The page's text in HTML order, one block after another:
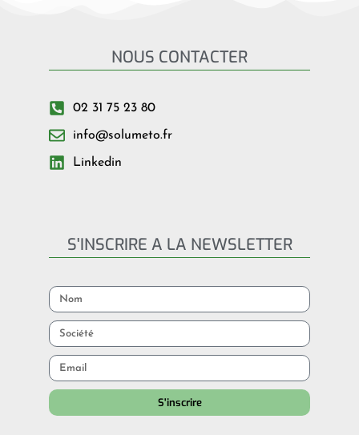
NOUS CONTACTER
02 31 75 23 80
info@solumeto.fr
Linkedin
S'INSCRIRE A LA NEWSLETTER
S'inscrire